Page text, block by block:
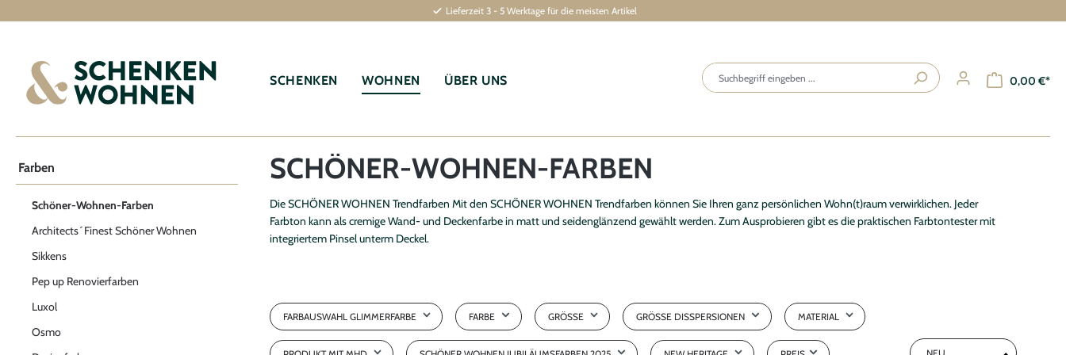
Lieferzeit 3 - 5 Werktage für die meisten Artikel
SCHENKEN WOHNEN ÜBER UNS
Zahlungsarten
Bestellungen
0,00 €*
Farben
Schöner-Wohnen-Farben
Architects´Finest Schöner Wohnen
Sikkens
Pep up Renovierfarben
Luxol
Osmo
SCHÖNER-WOHNEN-FARBEN
Die SCHÖNER WOHNEN Trendfarben Mit den SCHÖNER WOHNEN Trendfarben können Sie Ihren ganz persönlichen Wohn(t)raum verwirklichen. Jeder
Farbton kann als cremige Wand- und Deckenfarbe in matt und seidenglänzend gewählt werden. Zum Ausprobieren gibt es die praktischen Farbtontester mit
integriertem Pinsel unterm Deckel.
FARBAUSWAHL GLIMMERFARBE
Stardust Grey
FARBE
Aperitivo
GRÖSSE
1 kg
GRÖSSE DISSPERSIONEN
1,0 l
MATERIAL
Buntlack